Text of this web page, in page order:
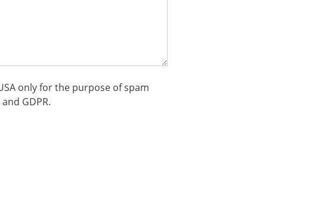
only for the purpose of spam
GDPR.